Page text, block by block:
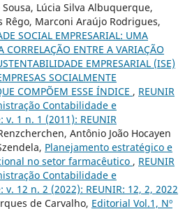
Lúcia Silva Albuquerque,
Rêgo, Marconi Araújo Rodrigues,
SOCIAL EMPRESARIAL: UMA
CORRELAÇÃO ENTRE A VARIAÇÃO
EMPRESARIAL (ISE)
SOCIALMENTE
COMPÕEM ESSE ÍNDICE , REUNIR
Contabilidade e
1 n. 1 (2011): REUNIR
Antônio João Hocayen
Planejamento estratégico e
no setor farmacêutico , REUNIR
Contabilidade e
12 n. 2 (2022): REUNIR: 12, 2, 2022
de Carvalho, Editorial Vol.1, Nº